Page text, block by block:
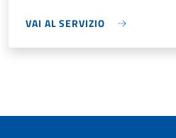
VAI AL SERVIZIO